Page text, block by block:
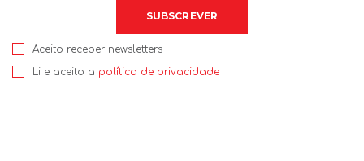
Aceito receber newsletters
Li e aceito a política de privacidade